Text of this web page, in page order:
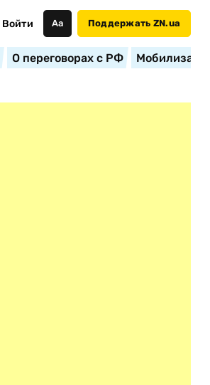
Войти Аа Поддержать ZN.ua
О переговорах с РФ